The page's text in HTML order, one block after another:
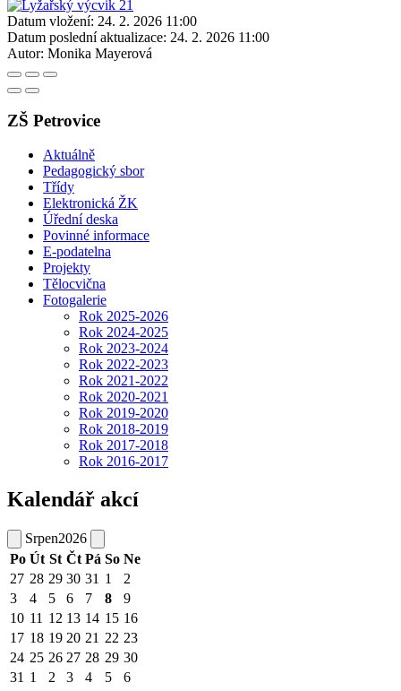
Datum vložení: 24. 2. 2026 11:00
Datum poslední aktualizace: 24. 2. 2026 11:00
Autor: Monika Mayerová
ZŠ Petrovice
Aktuálně
Pedagogický sbor
Třídy
Elektronická ŽK
Úřední deska
Povinné informace
E-podatelna
Projekty
Tělocvična
Fotogalerie
Rok 2025-2026
Rok 2024-2025
Rok 2023-2024
Rok 2022-2023
Rok 2021-2022
Rok 2020-2021
Rok 2019-2020
Rok 2018-2019
Rok 2017-2018
Rok 2016-2017
Kalendář akcí
Srpen2026
Po Út St Čt Pá So Ne
27 28 29 30 31 1
2
3
4 5 6 7 8
9
10 11 12 13 14 15 16
17 18 19 20 21 22 23
24 25 26 27 28 29 30
31 1 2 3 4 5 6